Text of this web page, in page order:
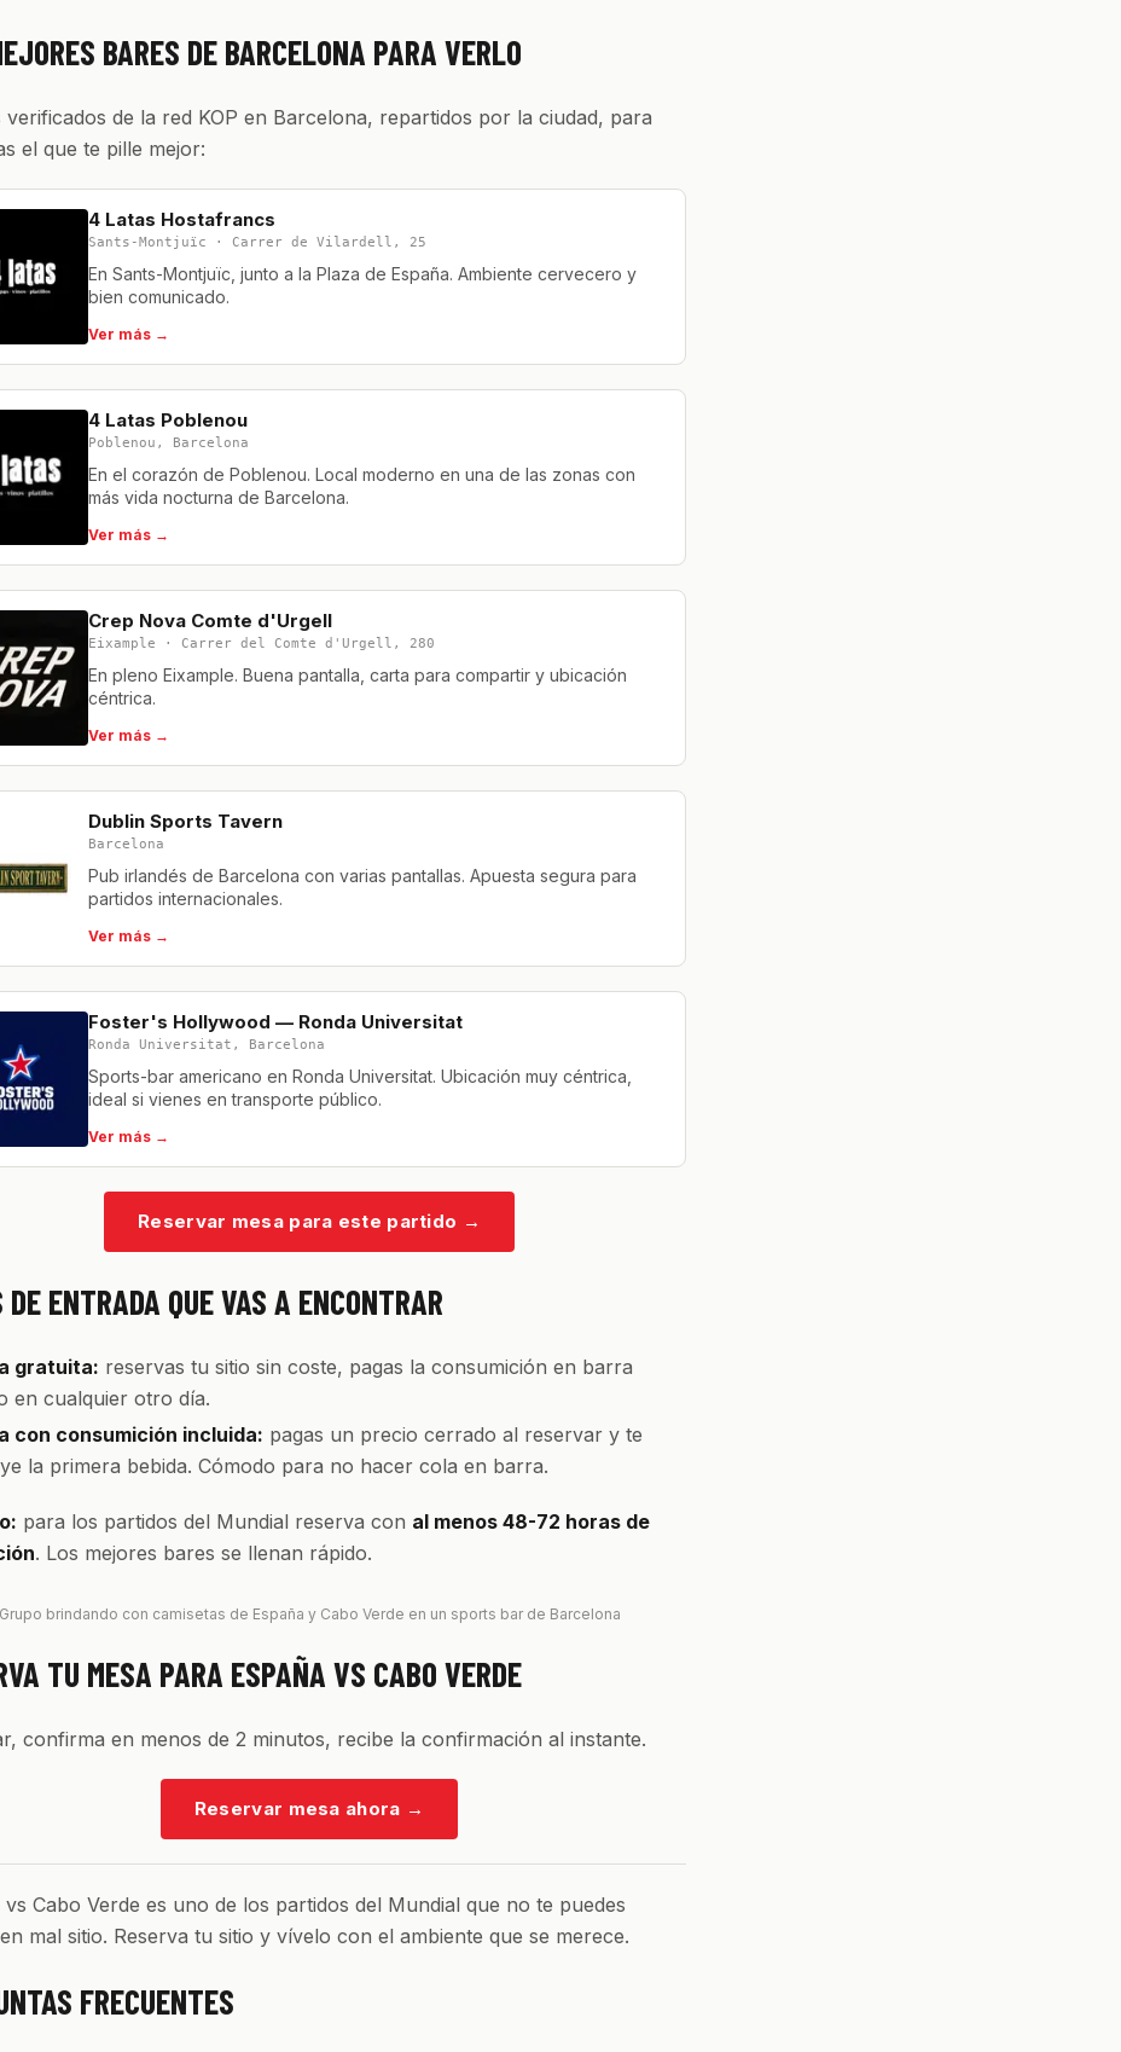
BARES DE BARCELONA PARA VERLO
verificados de la red KOP en Barcelona, repartidos por la ciudad, para
el que te pille mejor:
4 Latas Hostafrancs
Sants-Montjuïc · Carrer de Vilardell, 25
En Sants-Montjuïc, junto a la Plaza de España. Ambiente cervecero y
bien comunicado.
Ver más →
4 Latas Poblenou
Poblenou, Barcelona
En el corazón de Poblenou. Local moderno en una de las zonas con
más vida nocturna de Barcelona.
Ver más →
Crep Nova Comte d'Urgell
Eixample · Carrer del Comte d'Urgell, 280
En pleno Eixample. Buena pantalla, carta para compartir y ubicación
céntrica.
Ver más →
Dublin Sports Tavern
Barcelona
Pub irlandés de Barcelona con varias pantallas. Apuesta segura para
partidos internacionales.
Ver más →
Foster's Hollywood — Ronda Universitat
Ronda Universitat, Barcelona
Sports-bar americano en Ronda Universitat. Ubicación muy céntrica,
ideal si vienes en transporte público.
Ver más →
Reservar mesa para este partido →
DE ENTRADA QUE VAS A ENCONTRAR
gratuita: reservas tu sitio sin coste, pagas la consumición en barra
en cualquier otro día.
con consumición incluida: pagas un precio cerrado al reservar y te
la primera bebida. Cómodo para no hacer cola en barra.
para los partidos del Mundial reserva con al menos 48-72 horas de
. Los mejores bares se llenan rápido.
Grupo brindando con camisetas de España y Cabo Verde en un sports bar de Barcelona
TU MESA PARA ESPAÑA VS CABO VERDE
confirma en menos de 2 minutos, recibe la confirmación al instante.
Reservar mesa ahora →
vs Cabo Verde es uno de los partidos del Mundial que no te puedes
mal sitio. Reserva tu sitio y vívelo con el ambiente que se merece.
FRECUENTES